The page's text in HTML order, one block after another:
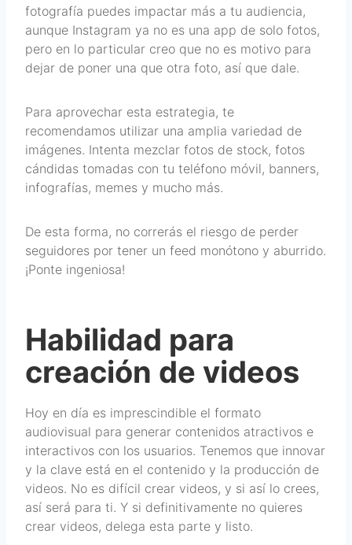
fotografía puedes impactar más a tu audiencia,
aunque Instagram ya no es una app de solo fotos,
pero en lo particular creo que no es motivo para
dejar de poner una que otra foto, así que dale.
Para aprovechar esta estrategia, te
recomendamos utilizar una amplia variedad de
imágenes. Intenta mezclar fotos de stock, fotos
cándidas tomadas con tu teléfono móvil, banners,
infografías, memes y mucho más.
De esta forma, no correrás el riesgo de perder
seguidores por tener un feed monótono y aburrido.
¡Ponte ingeniosa!
Habilidad para
creación de videos
Hoy en día es imprescindible el formato
audiovisual para generar contenidos atractivos e
interactivos con los usuarios. Tenemos que innovar
y la clave está en el contenido y la producción de
videos. No es difícil crear videos, y si así lo crees,
así será para ti. Y si definitivamente no quieres
crear videos, delega esta parte y listo.